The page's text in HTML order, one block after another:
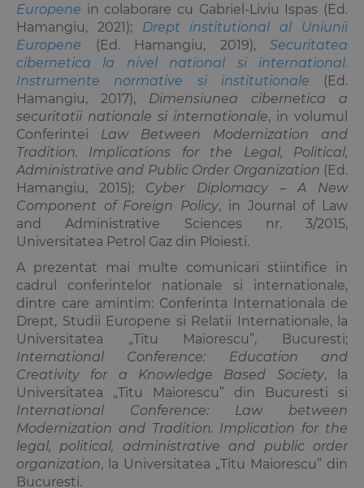
Europene in colaborare cu Gabriel-Liviu Ispas (Ed.
Hamangiu, 2021); Drept institutional al Uniunii
Europene (Ed. Hamangiu, 2019), Securitatea
cibernetica la nivel national si international.
Instrumente normative si institutionale (Ed.
Hamangiu, 2017), Dimensiunea cibernetica a
securitatii nationale si internationale, in volumul
Conferintei Law Between Modernization and
Tradition. Implications for the Legal, Political,
Administrative and Public Order Organization (Ed.
Hamangiu, 2015); Cyber Diplomacy – A New
Component of Foreign Policy, in Journal of Law
and Administrative Sciences nr. 3/2015,
Universitatea Petrol Gaz din Ploiesti.
A prezentat mai multe comunicari stiintifice in
cadrul conferintelor nationale si internationale,
dintre care amintim: Conferinta Internationala de
Drept, Studii Europene si Relatii Internationale, la
Universitatea „Titu Maiorescu”, Bucuresti;
International Conference: Education and
Creativity for a Knowledge Based Society, la
Universitatea „Titu Maiorescu” din Bucuresti si
International Conference: Law between
Modernization and Tradition. Implication for the
legal, political, administrative and public order
organization, la Universitatea „Titu Maiorescu” din
Bucuresti.